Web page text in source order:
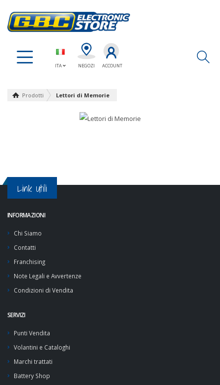
ITA NEGOZI ACCOUNT
Prodotti Lettori di Memorie
Link Utili
INFORMAZIONI
Chi Siamo
Contatti
Franchising
Note Legali e Avvertenze
Condizioni di Vendita
SERVIZI
Punti Vendita
Volantini e Cataloghi
Marchi trattati
Battery Shop